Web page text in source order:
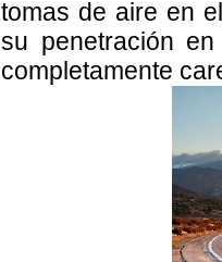
tomas de aire en
su penetración
completamente